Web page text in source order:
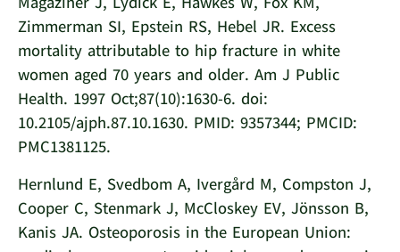
Zimmerman SI, Epstein RS, Hebel JR. Excess
mortality attributable to hip fracture in white
women aged 70 years and older. Am J Public
Health. 1997 Oct;87(10):1630-6. doi:
10.2105/ajph.87.10.1630. PMID: 9357344; PMCID:
PMC1381125.
Hernlund E, Svedbom A, Ivergård M, Compston J,
Cooper C, Stenmark J, McCloskey EV, Jönsson B,
Kanis JA. Osteoporosis in the European Union: